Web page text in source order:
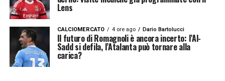
Lens
CALCIOMERCATO 4 ore ago Dario Bartolucci
Il futuro di Romagnoli è ancora incerto: l’Al-
Sadd si defila, l’Atalanta può tornare alla
carica?